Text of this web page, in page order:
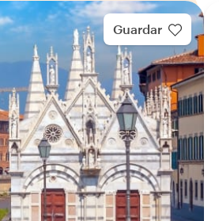
Guardar